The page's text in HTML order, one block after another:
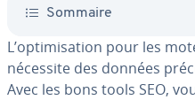
Sommaire
L’op­ti­mi­sa­tion pour les
nécessite des données
Avec les bons tools SEO,